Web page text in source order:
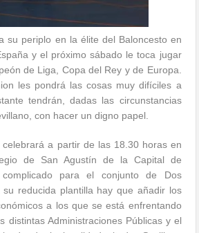
su periplo en la élite del Baloncesto en
y el próximo sábado le toca jugar
de Liga, Copa del Rey y de Europa.
les pondrá las cosas muy difíciles a
tendrán, dadas las circunstancias
con hacer un digno papel.
a partir de las 18.30 horas en
de San Agustín de la Capital de
para el conjunto de Dos
reducida plantilla hay que añadir los
a los que se está enfrentando
distintas Administraciones Públicas y el